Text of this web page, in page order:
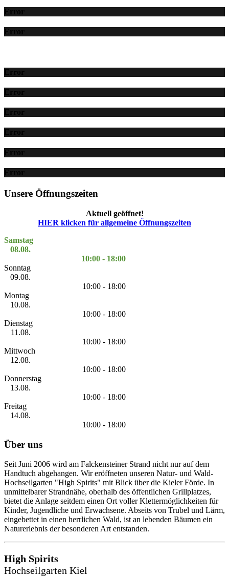
Error
Error
Error
Error
Error
Error
Error
Error
Unsere Öffnungszeiten
Aktuell geöffnet!
HIER klicken für allgemeine Öffnungszeiten
Samstag
08.08.
10:00 - 18:00
Sonntag
09.08.
10:00 - 18:00
Montag
10.08.
10:00 - 18:00
Dienstag
11.08.
10:00 - 18:00
Mittwoch
12.08.
10:00 - 18:00
Donnerstag
13.08.
10:00 - 18:00
Freitag
14.08.
10:00 - 18:00
Über uns
Seit Juni 2006 wird am Falckensteiner Strand nicht nur auf dem
Handtuch abgehangen. Wir eröffneten unseren Natur- und Wald-
Hochseilgarten "High Spirits" mit Blick über die Kieler Förde. In
unmittelbarer Strandnähe, oberhalb des öffentlichen Grillplatzes,
bietet die Anlage seitdem einen Ort voller Klettermöglichkeiten für
Kinder, Jugendliche und Erwachsene. Abseits von Trubel und Lärm,
eingebettet in einen herrlichen Wald, ist an lebenden Bäumen ein
Naturerlebnis der besonderen Art entstanden.
High Spirits
Hochseilgarten Kiel